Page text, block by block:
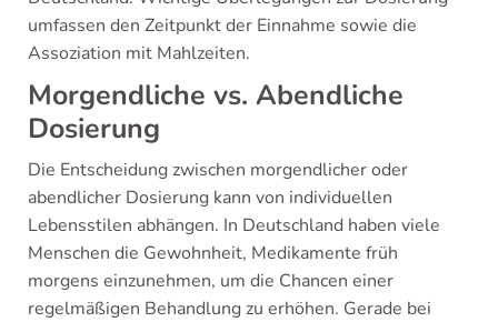
umfassen den Zeitpunkt der Einnahme sowie die
Assoziation mit Mahlzeiten.
Morgendliche vs. Abendliche
Dosierung
Die Entscheidung zwischen morgendlicher oder
abendlicher Dosierung kann von individuellen
Lebensstilen abhängen. In Deutschland haben viele
Menschen die Gewohnheit, Medikamente früh
morgens einzunehmen, um die Chancen einer
regelmäßigen Behandlung zu erhöhen. Gerade bei